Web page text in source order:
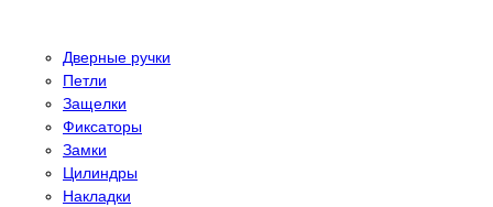
Дверные ручки
Петли
Защелки
Фиксаторы
Замки
Цилиндры
Накладки